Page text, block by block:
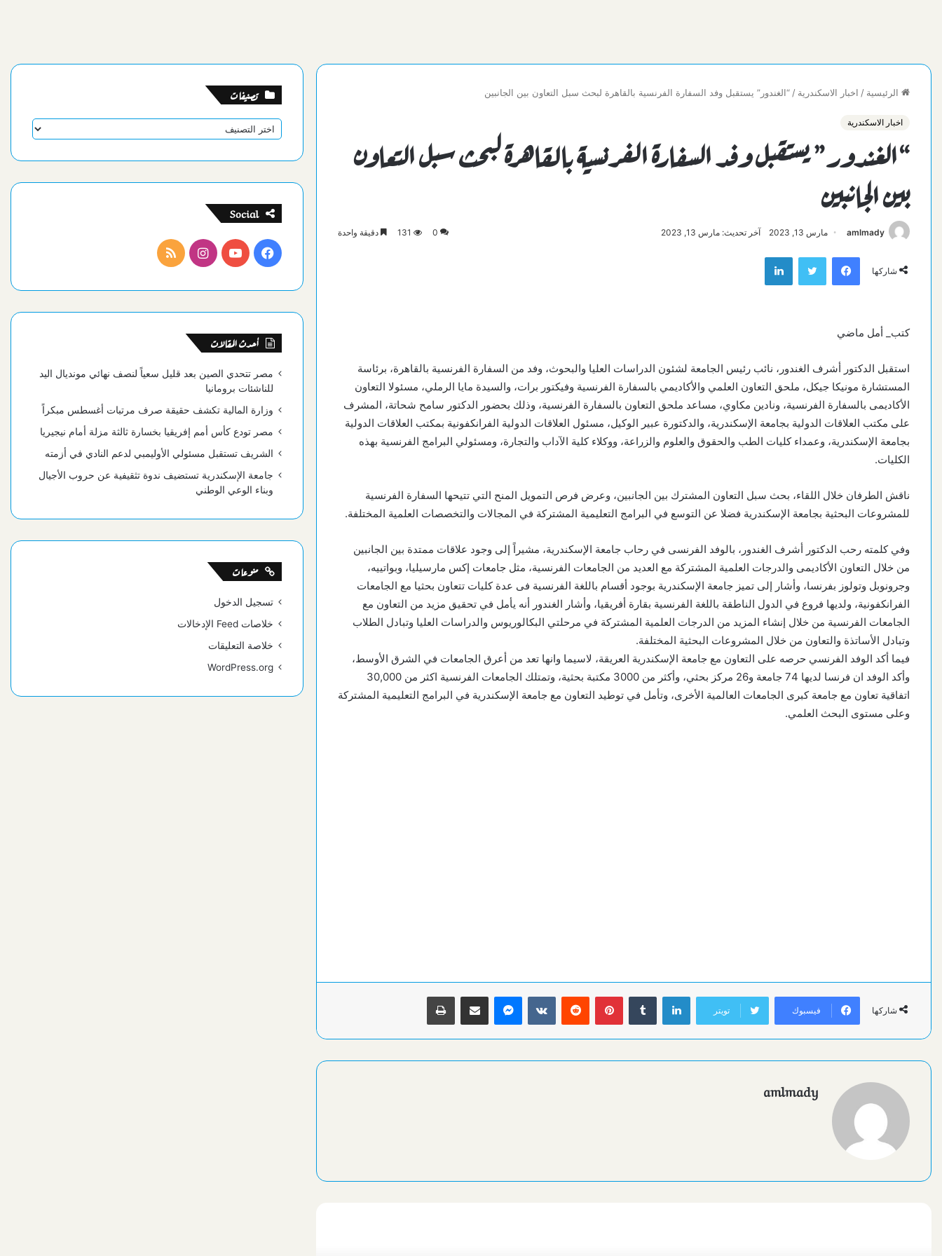
الرئيسية / اخبار الاسكندرية / “الغندور” يستقبل وفد السفارة الفرنسية بالقاهرة لبحث سبل التعاون بين الجانبين
اخبار الاسكندرية
“الغندور” يستقبل وفد السفارة الفرنسية بالقاهرة لبحث سبل التعاون
بين الجانبين
amlmady مارس 13, 2023 آخر تحديث: مارس 13, 2023 0
131 دقيقة واحدة
شاركها
فيسبوك تويتر لينكدإن
كتب_ أمل ماضي
استقبل الدكتور أشرف الغندور، نائب رئيس الجامعة لشئون الدراسات العليا والبحوث، وفد من السفارة الفرنسية بالقاهرة، برئاسة
المستشارة مونيكا جيكل، ملحق التعاون العلمي والأكاديمي بالسفارة الفرنسية وفيكتور برات، والسيدة مايا الرملي، مسئولا التعاون
الأكاديمى بالسفارة الفرنسية، ونادين مكاوي، مساعد ملحق التعاون بالسفارة الفرنسية، وذلك بحضور الدكتور سامح شحاتة، المشرف
على مكتب العلاقات الدولية بجامعة الإسكندرية، والدكتورة عبير الوكيل، مسئول العلاقات الدولية الفرانكفونية بمكتب العلاقات الدولية
بجامعة الإسكندرية، وعمداء كليات الطب والحقوق والعلوم والزراعة، ووكلاء كلية الآداب والتجارة، ومسئولي البرامج الفرنسية بهذه
الكليات.
ناقش الطرفان خلال اللقاء، بحث سبل التعاون المشترك بين الجانبين، وعرض فرص التمويل المنح التي تتيحها السفارة الفرنسية
للمشروعات البحثية بجامعة الإسكندرية فضلا عن التوسع في البرامج التعليمية المشتركة في المجالات والتخصصات العلمية المختلفة.
وفي كلمته رحب الدكتور أشرف الغندور، بالوفد الفرنسى في رحاب جامعة الإسكندرية، مشيراً إلى وجود علاقات ممتدة بين الجانبين
من خلال التعاون الأكاديمى والدرجات العلمية المشتركة مع العديد من الجامعات الفرنسية، مثل جامعات إكس مارسيليا، وبواتييه،
وجرونوبل وتولوز بفرنسا، وأشار إلى تميز جامعة الإسكندرية بوجود أقسام باللغة الفرنسية فى عدة كليات تتعاون بحثيا مع الجامعات
الفرانكفونية، ولديها فروع في الدول الناطقة باللغة الفرنسية بقارة أفريقيا، وأشار الغندور أنه يأمل في تحقيق مزيد من التعاون مع
الجامعات الفرنسية من خلال إنشاء المزيد من الدرجات العلمية المشتركة في مرحلتي البكالوريوس والدراسات العليا وتبادل الطلاب
وتبادل الأساتذة والتعاون من خلال المشروعات البحثية المختلفة.
فيما أكد الوفد الفرنسي حرصه على التعاون مع جامعة الإسكندرية العريقة، لاسيما وانها تعد من أعرق الجامعات في الشرق الأوسط،
وأكد الوفد ان فرنسا لديها 74 جامعة و26 مركز بحثي، وأكثر من 3000 مكتبة بحثية، وتمتلك الجامعات الفرنسية اكثر من 30,000
اتفاقية تعاون مع جامعة كبرى الجامعات العالمية الأخرى، وتأمل في توطيد التعاون مع جامعة الإسكندرية في البرامج التعليمية المشتركة
وعلى مستوى البحث العلمي.
شاركها فيسبوك تويتر
لينكدإن بينتيريست ماسنجر مشاركة عبر البريد طباعة
amlmady
محافظ الإسكندرية: حملات نظافة مكثفة مرتقبة بعد تعيين قيادات جديدة
تصنيفات
تصنيفات
Social
فيسبوكيوتيوبانستقرامملخص
أحدث المقالات
مصر تتحدي الصين بعد قليل سعياً لنصف نهائي مونديال اليد
للناشئات برومانيا
وزارة المالية تكشف حقيقة صرف مرتبات أغسطس مبكراً
مصر تودع كأس أمم إفريقيا بخسارة ثالثة مزلة أمام نيجيريا
الشريف تستقبل مسئولي الأوليمبي لدعم النادي في أزمته
جامعة الإسكندرية تستضيف ندوة تثقيفية عن حروب الأجيال
وبناء الوعي الوطني
منوعات
تسجيل الدخول
خلاصات Feed الإدخالات
خلاصة التعليقات
WordPress.org